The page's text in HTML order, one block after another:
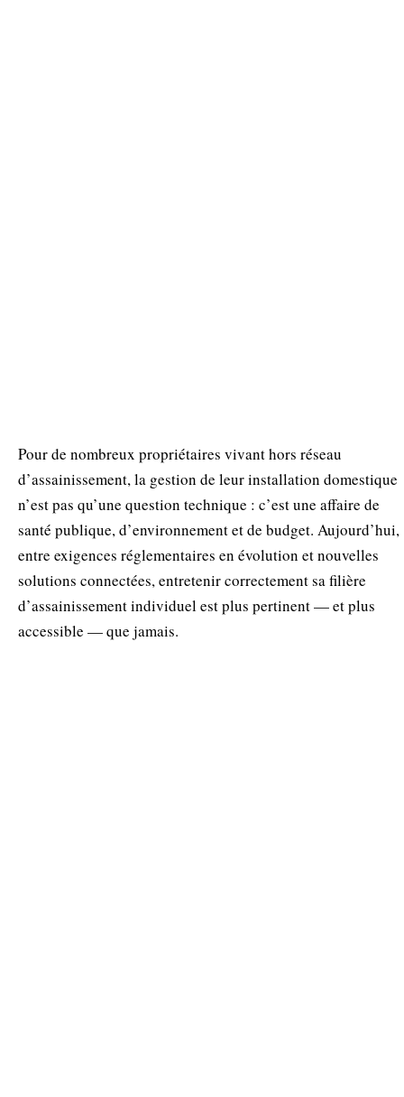
Pour de nombreux propriétaires vivant hors réseau
d’assainissement, la gestion de leur installation domestique
n’est pas qu’une question technique : c’est une affaire de
santé publique, d’environnement et de budget. Aujourd’hui,
entre exigences réglementaires en évolution et nouvelles
solutions connectées, entretenir correctement sa filière
d’assainissement individuel est plus pertinent — et plus
accessible — que jamais.